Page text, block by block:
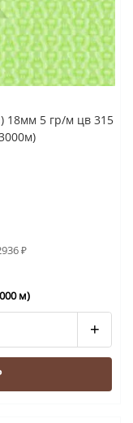
18мм 5 гр/м цв 315
₽
м)
+